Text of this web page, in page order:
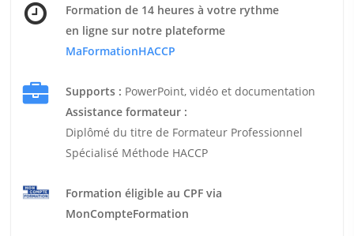
Formation de 14 heures à votre rythme
en ligne sur notre plateforme
MaFormationHACCP
Supports : PowerPoint, vidéo et documentation
Assistance formateur :
Diplômé du titre de Formateur Professionnel
Spécialisé Méthode HACCP
Formation éligible au CPF via
MonCompteFormation